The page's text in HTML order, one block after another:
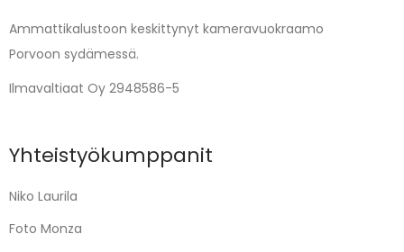
Ammattikalustoon keskittynyt kameravuokraamo
Porvoon sydämessä.
Ilmavaltiaat Oy 2948586-5
Yhteistyökumppanit
Niko Laurila
Foto Monza